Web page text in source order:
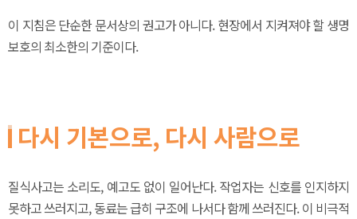
이 지침은 단순한 문서상의 권고가 아니다. 현장에서 지켜져야 할 생명
보호의 최소한의 기준이다.
다시 기본으로, 다시 사람으로
질식사고는 소리도, 예고도 없이 일어난다. 작업자는 신호를 인지하지
못하고 쓰러지고, 동료는 급히 구조에 나서다 함께 쓰러진다. 이 비극적